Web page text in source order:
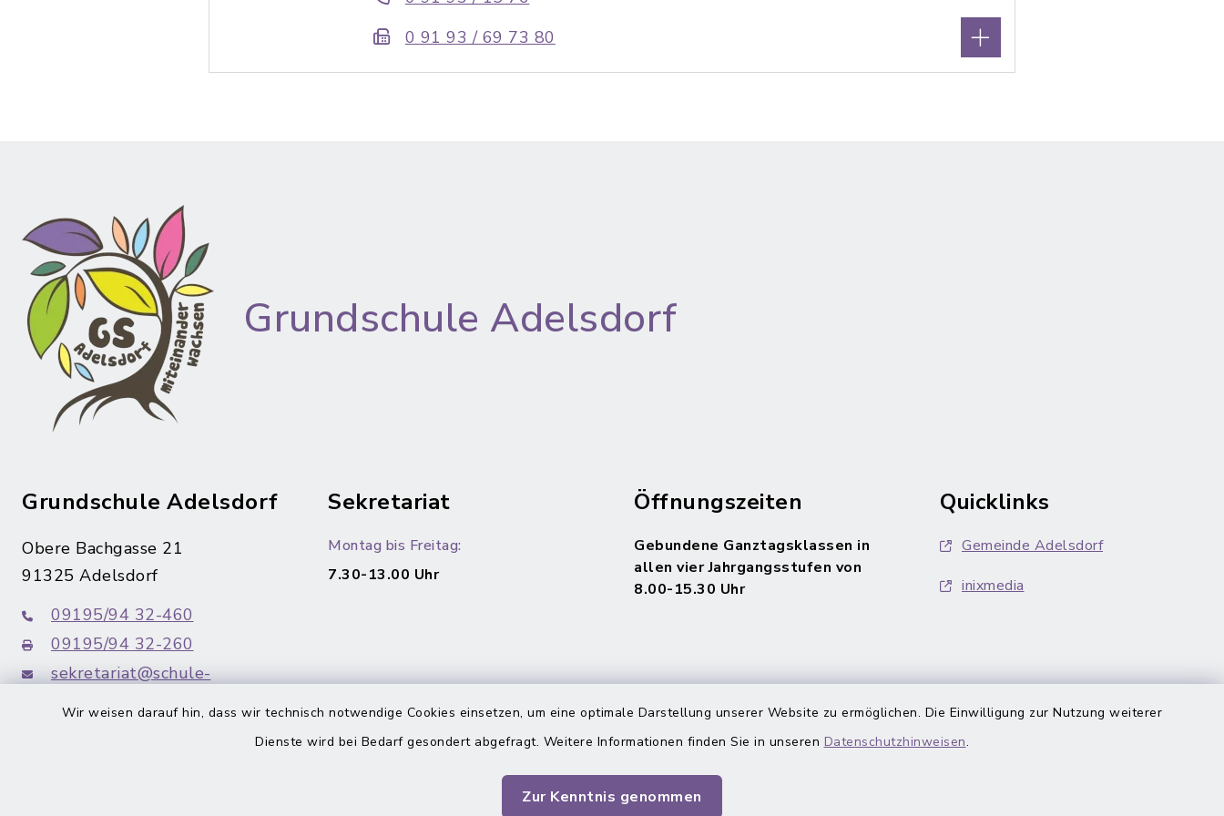
Wir weisen darauf hin, dass wir technisch notwendige Cookies einsetzen, um eine optimale Darstellung unserer Website zu ermöglichen. Die Einwilligung zur Nutzung weiterer
Dienste wird bei Bedarf gesondert abgefragt. Weitere Informationen finden Sie in unseren Datenschutzhinweisen.
Zur Kenntnis genommen
0 91 93 / 69 73 80
Grundschule Adelsdorf
Grundschule Adelsdorf
Obere Bachgasse 21
91325 Adelsdorf
09195/94 32-460
09195/94 32-260
sekretariat@schule-
Sekretariat
Montag bis Freitag:
7.30-13.00 Uhr
Öffnungszeiten
Gebundene Ganztagsklassen in
allen vier Jahrgangsstufen von
8.00-15.30 Uhr
Quicklinks
Gemeinde Adelsdorf
inixmedia